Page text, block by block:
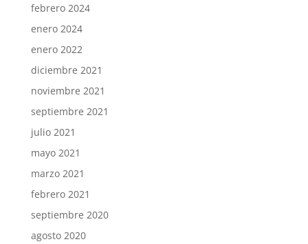
febrero 2024
enero 2024
enero 2022
diciembre 2021
noviembre 2021
septiembre 2021
julio 2021
mayo 2021
marzo 2021
febrero 2021
septiembre 2020
agosto 2020